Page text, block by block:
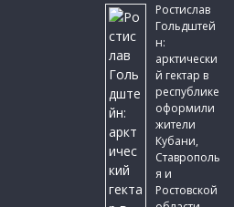
Ростислав
Гольдштей
н:
арктически
й гектар в
республике
оформили
жители
Кубани,
Ставрополь
я и
Ростовской